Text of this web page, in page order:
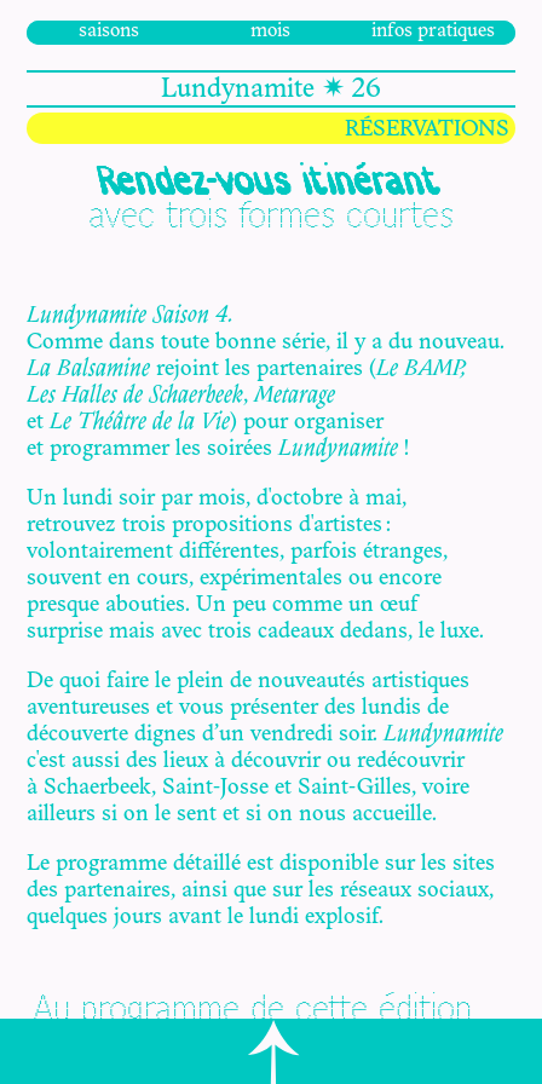
saisons mois infos pratiques
Lundynamite ✷ 26
RÉSERVATIONS
Rendez-vous itinérant
avec trois formes courtes
Lundynamite Saison 4.
Comme dans toute bonne série, il y a du nouveau.
La Balsamine rejoint les partenaires (Le BAMP,
Les Halles de Schaerbeek,Metarage
etLe Théâtre de la Vie) pour organiser
et programmer les soiréesLundynamite !
Un lundi soir par mois, d'octobre à mai,
retrouvez trois propositions d'artistes :
volontairement différentes, parfois étranges,
souvent en cours, expérimentales ou encore
presque abouties. Un peu comme un œuf
surprise mais avec trois cadeaux dedans, le luxe.
De quoi faire le plein de nouveautés artistiques
aventureuses et vous présenter des lundis de
découverte dignes d’un vendredi soir.Lundynamite
c'est aussi des lieux à découvrir ou redécouvrir
à Schaerbeek, Saint-Josse et Saint-Gilles, voire
ailleurs si on le sent et si on nous accueille.
Le programme détaillé est disponible sur les sites
des partenaires, ainsi que sur les réseaux sociaux,
quelques jours avant le lundi explosif.
Au programme de cette édition
* à venir *